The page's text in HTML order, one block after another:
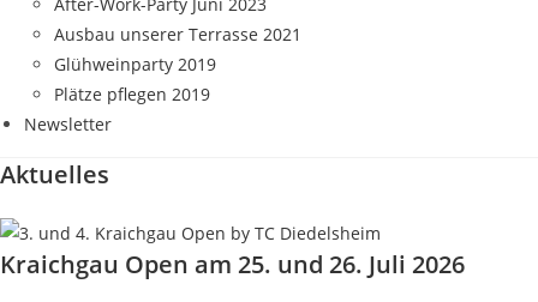
After-Work-Party Juni 2023
Ausbau unserer Terrasse 2021
Glühweinparty 2019
Plätze pflegen 2019
Newsletter
Aktuelles
Kraichgau Open am 25. und 26. Juli 2026